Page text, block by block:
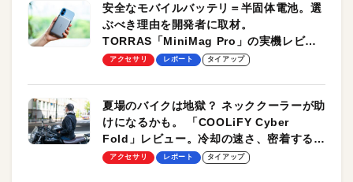
安全なモバイルバッテリ＝半固体電池。選
ぶべき理由を開発者に取材。
TORRAS「MiniMag Pro」の実機レビュ
ーも
アクセサリ レポート タイアップ
夏場のバイクは地獄？ ネッククーラーが助
けになるかも。 「COOLiFY Cyber
Fold」レビュー。冷却の速さ、密着する冷
却プレート、シンプルな操作性がグッド！
アクセサリ レポート タイアップ